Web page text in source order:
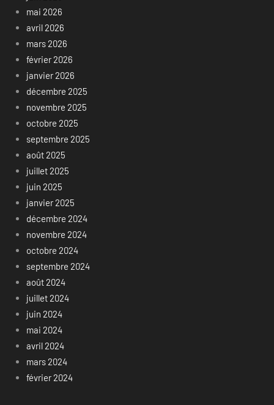
mai 2026
avril 2026
mars 2026
février 2026
janvier 2026
décembre 2025
novembre 2025
octobre 2025
septembre 2025
août 2025
juillet 2025
juin 2025
janvier 2025
décembre 2024
novembre 2024
octobre 2024
septembre 2024
août 2024
juillet 2024
juin 2024
mai 2024
avril 2024
mars 2024
février 2024